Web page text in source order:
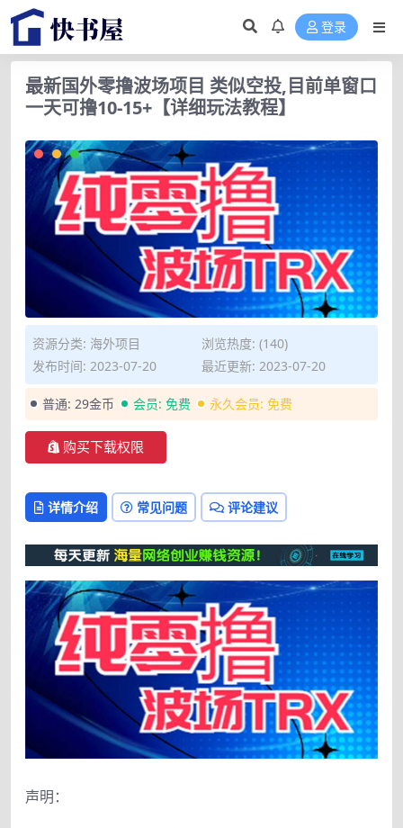
登录
最新国外零撸波场项目 类似空投,目前单窗口
一天可撸10-15+【详细玩法教程】
资源分类: 海外项目
浏览热度: (140)
发布时间: 2023-07-20
最近更新: 2023-07-20
普通: 29金币 会员: 免费 永久会员: 免费
购买下载权限
详情介绍 常见问题 评论建议
声明：